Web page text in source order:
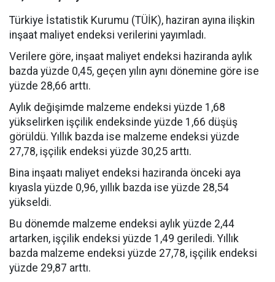
Türkiye İstatistik Kurumu (TÜİK), haziran ayına ilişkin
inşaat maliyet endeksi verilerini yayımladı.
Verilere göre, inşaat maliyet endeksi haziranda aylık
bazda yüzde 0,45, geçen yılın aynı dönemine göre ise
yüzde 28,66 arttı.
Aylık değişimde malzeme endeksi yüzde 1,68
yükselirken işçilik endeksinde yüzde 1,66 düşüş
görüldü. Yıllık bazda ise malzeme endeksi yüzde
27,78, işçilik endeksi yüzde 30,25 arttı.
Bina inşaatı maliyet endeksi haziranda önceki aya
kıyasla yüzde 0,96, yıllık bazda ise yüzde 28,54
yükseldi.
Bu dönemde malzeme endeksi aylık yüzde 2,44
artarken, işçilik endeksi yüzde 1,49 geriledi. Yıllık
bazda malzeme endeksi yüzde 27,78, işçilik endeksi
yüzde 29,87 arttı.